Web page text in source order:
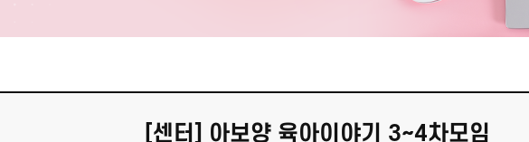
[센터] 아보양 육아이야기 3~4차모임